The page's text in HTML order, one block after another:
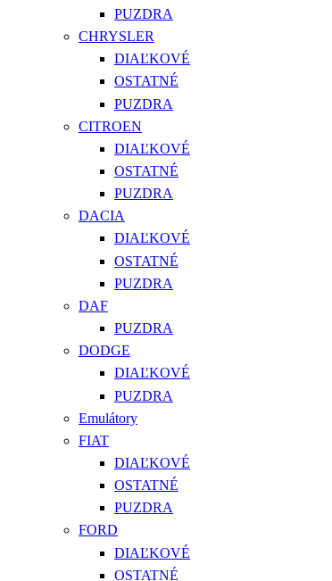
PUZDRA
CHRYSLER
DIAĽKOVÉ
OSTATNÉ
PUZDRA
CITROEN
DIAĽKOVÉ
OSTATNÉ
PUZDRA
DACIA
DIAĽKOVÉ
OSTATNÉ
PUZDRA
DAF
PUZDRA
DODGE
DIAĽKOVÉ
PUZDRA
Emulátory
FIAT
DIAĽKOVÉ
OSTATNÉ
PUZDRA
FORD
DIAĽKOVÉ
OSTATNÉ